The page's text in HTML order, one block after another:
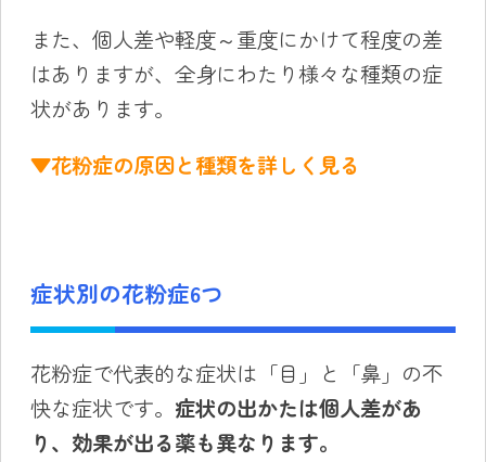
また、個人差や軽度～重度にかけて程度の差
はありますが、全身にわたり様々な種類の症
状があります。
▼花粉症の原因と種類を詳しく見る
症状別の花粉症6つ
花粉症で代表的な症状は「目」と「鼻」の不
快な症状です。 症状の出かたは個人差があ
り、効果が出る薬も異なります。